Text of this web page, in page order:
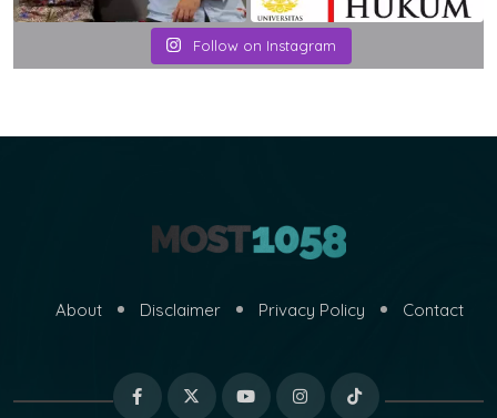
Follow on Instagram
About Disclaimer Privacy Policy Contact